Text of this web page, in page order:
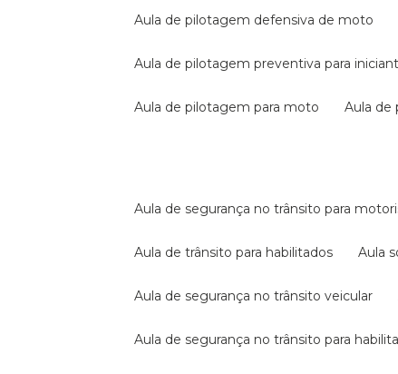
aula de pilotagem defensiva de moto
aula de pilotagem preventiva para
aula de pilotagem para moto aula
aula de segurança no trânsito para
aula de trânsito para habilitados aula
aula de segurança no trânsito veicular
aula de segurança no trânsito para